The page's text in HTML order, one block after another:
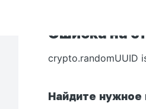
Ошибка на
crypto.randomUUID
Найдите нужное